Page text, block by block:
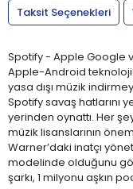
Taksit Seçenekleri
Spotify - Apple Google
Apple-Android teknoloji
yasa dışı müzik
Spotify savaş hatlarını
yerinden oynattı. Her
müzik lisanslarının
Warner’daki inatçı
modelinde olduğunu
şarkı, 1 milyonu aşkın